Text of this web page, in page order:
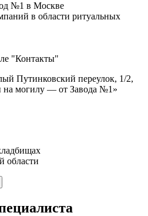
№1 в Москве
в области ритуальных
"Контакты"
Путинковский переулок, 1/2,
на могилу — от Завода №1»
области